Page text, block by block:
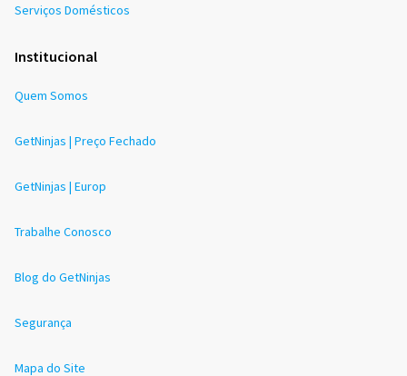
Serviços Domésticos
Institucional
Quem Somos
GetNinjas | Preço Fechado
GetNinjas | Europ
Trabalhe Conosco
Blog do GetNinjas
Segurança
Mapa do Site